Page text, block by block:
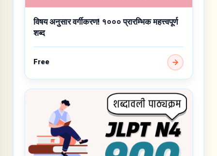
विषय अनुसार वर्गीकरण! १००० प्रारम्भिक महत्त्वपूर्ण
शब्द
Free